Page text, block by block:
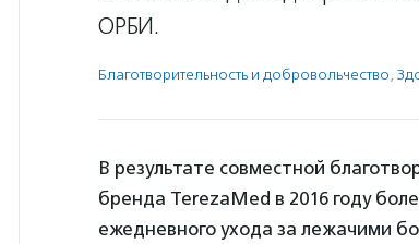
ОРБИ.
Благотвори­тель­ность и доброволь­чест­во,
В результате совместной
бренда TerezaMed в 2016 году
ежедневного ухода за лежачими